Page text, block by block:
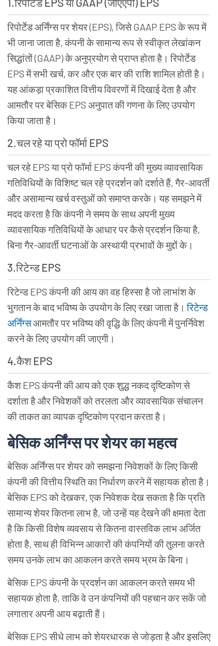
रिपोर्टेड अर्निंग्स पर शेयर (EPS), जिसे GAAP EPS के रूप में
भी जाना जाता है, कंपनी के सामान्य रूप से स्वीकृत लेखांकन
सिद्धांतों (GAAP) के अनुप्रयोग से प्राप्त होता है। रिपोर्टेड
EPS में सभी खर्च, कर और एक बार की राशि शामिल होती है।
यह आंकड़ा प्रकाशित वित्तीय विवरणों में दिखाई देता है और
आमतौर पर बेसिक EPS अनुपात की गणना के लिए उपयोग
किया जाता है।
2.चल रहे या प्रो फॉर्मा EPS
चल रहे EPS या प्रो फॉर्मा EPS कंपनी की मुख्य व्यावसायिक
गतिविधियों के विशिष्ट चल रहे प्रदर्शन को दर्शाते हैं, गैर-आवर्ती
और असामान्य खर्च वस्तुओं को समाप्त करके। यह समझने में
मदद करता है कि कंपनी ने समय के साथ अपनी मुख्य
व्यावसायिक गतिविधियों के आधार पर कैसे प्रदर्शन किया है,
बिना गैर-आवर्ती घटनाओं के अस्थायी प्रभावों के मुद्दों के।
3.रिटेन्ड EPS
रिटेन्ड EPS कंपनी की आय का वह हिस्सा है जो लाभांश के
भुगतान के बाद भविष्य के उपयोग के लिए रखा जाता है।रिटेन्ड
अर्निंग्सआमतौर पर भविष्य की वृद्धि के लिए कंपनी में पुनर्निवेश
करने के लिए उपयोग की जाएगी।
4.कैश EPS
कैश EPS कंपनी की आय को एक शुद्ध नकद दृष्टिकोण से
दर्शाता है और निवेशकों को तरलता और व्यावसायिक संचालन
की ताकत का व्यापक दृष्टिकोण प्रदान करता है।
बेसिक अर्निंग्स पर शेयर का महत्व
बेसिक अर्निंग्स पर शेयर को समझना निवेशकों के लिए किसी
कंपनी की वित्तीय स्थिति का निर्धारण करने में सहायक होता है।
बेसिक EPS को देखकर, एक निवेशक देख सकता है कि प्रति
सामान्य शेयर कितना लाभ है, जो उन्हें यह देखने की क्षमता देता
है कि किसी विशेष व्यवसाय से कितना वास्तविक लाभ अर्जित
होता है, साथ ही विभिन्न आकारों की कंपनियों की तुलना करते
समय उनके लाभ का आकलन करते समय भ्रम के बिना।
बेसिक EPS कंपनी के प्रदर्शन का आकलन करते समय भी
सहायक होता है, ताकि वे उन कंपनियों की पहचान कर सकें जो
लगातार अपनी आय बढ़ाती हैं।
बेसिक EPS सीधे लाभ को शेयरधारक से जोड़ता है और इसलिए